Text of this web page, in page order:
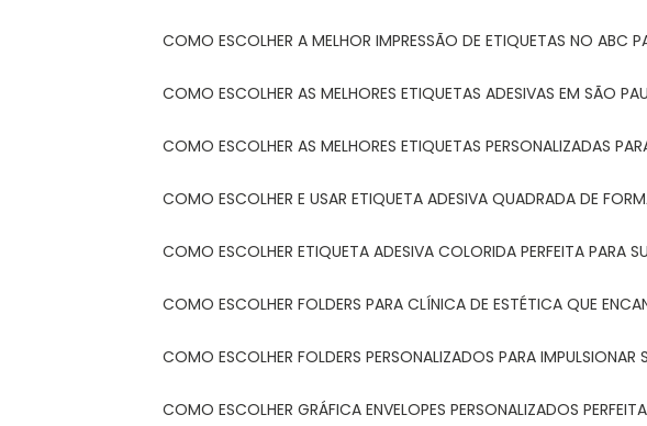
COMO ESCOLHER A MELHOR IMPRESSÃO DE ETIQUETAS NO ABC
COMO ESCOLHER AS MELHORES ETIQUETAS ADESIVAS EM SÃO
COMO ESCOLHER AS MELHORES ETIQUETAS PERSONALIZADAS
COMO ESCOLHER E USAR ETIQUETA ADESIVA QUADRADA DE
COMO ESCOLHER ETIQUETA ADESIVA COLORIDA PERFEITA PARA
COMO ESCOLHER FOLDERS PARA CLÍNICA DE ESTÉTICA QUE
COMO ESCOLHER FOLDERS PERSONALIZADOS PARA IMPULSIONAR
COMO ESCOLHER GRÁFICA ENVELOPES PERSONALIZADOS